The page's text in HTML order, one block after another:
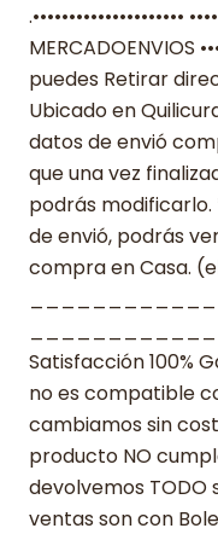
.•••••••••••••••••••••
MERCADOENVIOS
puedes Retirar
Ubicado en
datos de envió
que una vez
podrás
de envió, podrás
compra en Casa.
Satisfacción 100%
no es compatible
cambiamos sin
producto NO
devolvemos TODO
ventas son con